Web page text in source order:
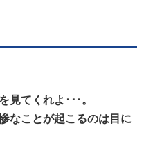
見てくれよ･･･。
なことが起こるのは目に